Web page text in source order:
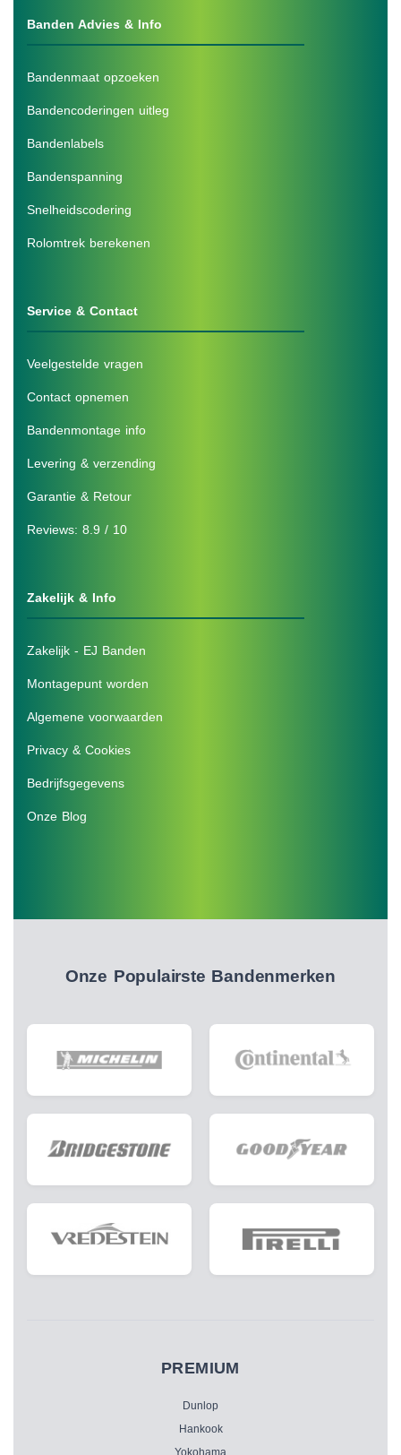
Banden Advies & Info
Bandenmaat opzoeken
Bandencoderingen uitleg
Bandenlabels
Bandenspanning
Snelheidscodering
Rolomtrek berekenen
Service & Contact
Veelgestelde vragen
Contact opnemen
Bandenmontage info
Levering & verzending
Garantie & Retour
Reviews: 8.9 / 10
Zakelijk & Info
Zakelijk - EJ Banden
Montagepunt worden
Algemene voorwaarden
Privacy & Cookies
Bedrijfsgegevens
Onze Blog
Onze Populairste Bandenmerken
PREMIUM
Dunlop
Hankook
Yokohama